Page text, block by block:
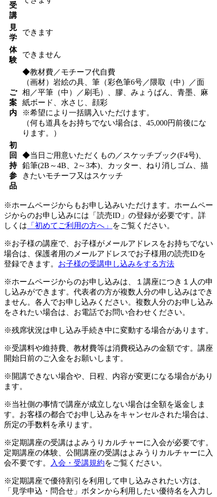
受
講
見
学
できます
体
験
できません
ご
案
内
◆教材費／モチーフ代自費
（画材）岩絵の具、筆（彩色筆6号／隈取（中）／面
相／平筆（中）／刷毛）、膠、みょうばん、青墨、麻
紙ボード、水さじ、顔彩
※希望により一括購入いただけます。
（何も道具をお持ちでない場合は、45,000円前後にな
ります。）
初
回
持
参
品
◆当日ご用意いただくもの／スケッチブック(F4号)、
鉛筆(2B～4B、2～3本)、カッター、ねり消しゴム、描
きたいモチーフ又はスケッチ
※ホームページからもお申し込みいただけます。ホームペー
ジからのお申し込みには「読売ID」の登録が必要です。詳
しくは 「初めてご利用の方へ」 をご覧ください。
※お子様の講座で、お子様がメールアドレスをお持ちでない
場合は、保護者用のメールアドレスでお子様用の読売IDを
登録できます。 お子様の受講申し込みをする方法
※ホームページからのお申し込みは、１講座につき１人の申
し込みができます。代表者の方が複数人分の申し込みはでき
ません。各人でお申し込みください。複数人分のお申し込み
をされたい場合は、お電話でお問い合わせください。
※残席状況は申し込み手続き中に変動する場合があります。
※受講料や維持費、教材費等は消費税込みの金額です。講座
開始日前のご入金をお願いします。
※開講できない場合や、日程、内容が変更になる場合があり
ます。
※当社側の事情で講座が成立しない場合は全額を返金しま
す。お客様の都合でお申し込みをキャンセルされた場合は、
所定の手数料を承ります。
※定期講座の受講はよみうりカルチャーに入会が必要です。
定期講座の体験、公開講座の受講はよみうりカルチャーに入
会不要です。
入会・受講規約をご覧ください。
※定期講座で優待割引を利用して申し込みされたい方は、
「見学申込・問合せ」ボタンから利用したい優待名を入力し